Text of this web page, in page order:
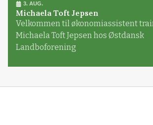
3. AUG.
Michaela Toft Jepsen
Velkommen til økonomiassistent
Michaela Toft Jepsen hos Østdansk
Landboforening